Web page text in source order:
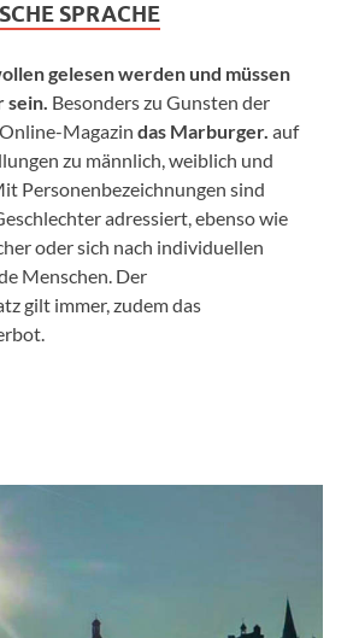
SPRACHE
gelesen werden und müssen
Besonders zu Gunsten der
Magazin das Marburger. auf
zu männlich, weiblich und
Personenbezeichnungen sind
adressiert, ebenso wie
oder sich nach individuellen
Menschen. Der
gilt immer, zudem das